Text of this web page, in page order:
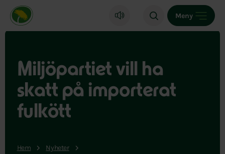
Miljöpartiet de gröna, startsida
Meny
Miljöpartiet vill ha
skatt på importerat
fulkött
Hem
Nyheter